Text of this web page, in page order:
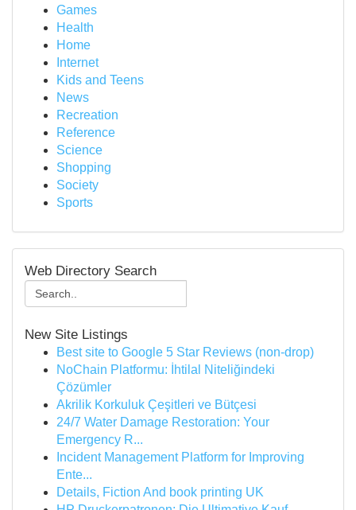
Games
Health
Home
Internet
Kids and Teens
News
Recreation
Reference
Science
Shopping
Society
Sports
Web Directory Search
New Site Listings
Best site to Google 5 Star Reviews (non-drop)
NoChain Platformu: İhtilal Niteliğindeki
Çözümler
Akrilik Korkuluk Çeşitleri ve Bütçesi
24/7 Water Damage Restoration: Your
Emergency R...
Incident Management Platform for Improving
Ente...
Details, Fiction And book printing UK